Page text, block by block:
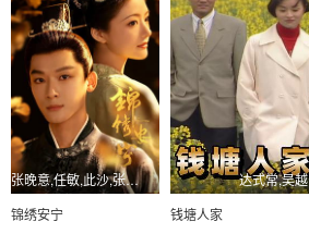
张晚意,任敏,此沙,张瑶,芦芳生,赵子琪,戴娇倩
锦绣安宁
达式常,吴越
钱塘人家